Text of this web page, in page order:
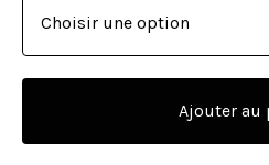
Ajouter au